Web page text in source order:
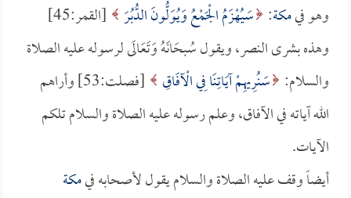
وهو فيمكة: سَيُهْزَمُ الْجَمْعُ وَيُوَلُّونَ الدُّبُرَ
[القمر:45]
وهذه بشرى النصر، ويقول سُبحَانَهُ وَتَعَالَى لرسوله عليه الصلاة
والسلام: سَنُرِيهِمْ آيَاتِنَا فِي الْآفَاقِ
[فصلت:53] وأراهم
الله آياته في الآفاق، وعلم رسوله عليه الصلاة والسلام تلكم
الآيات.
أيضاً وقف عليه الصلاة والسلام يقول لأصحابه فيمكة